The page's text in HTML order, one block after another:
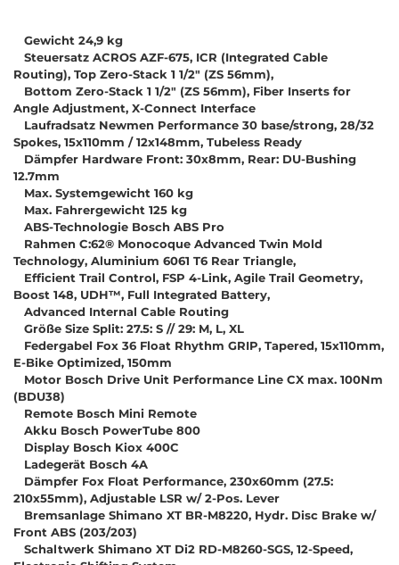
Gewicht 24,9 kg
Steuersatz ACROS AZF-675, ICR (Integrated Cable
Routing), Top Zero-Stack 1 1/2" (ZS 56mm),
Bottom Zero-Stack 1 1/2" (ZS 56mm), Fiber Inserts for
Angle Adjustment, X-Connect Interface
Laufradsatz Newmen Performance 30 base/strong, 28/32
Spokes, 15x110mm / 12x148mm, Tubeless Ready
Dämpfer Hardware Front: 30x8mm, Rear: DU-Bushing
12.7mm
Max. Systemgewicht 160 kg
Max. Fahrergewicht 125 kg
ABS-Technologie Bosch ABS Pro
Rahmen C:62® Monocoque Advanced Twin Mold
Technology, Aluminium 6061 T6 Rear Triangle,
Efficient Trail Control, FSP 4-Link, Agile Trail Geometry,
Boost 148, UDH™, Full Integrated Battery,
Advanced Internal Cable Routing
Größe Size Split: 27.5: S // 29: M, L, XL
Federgabel Fox 36 Float Rhythm GRIP, Tapered, 15x110mm,
E-Bike Optimized, 150mm
Motor Bosch Drive Unit Performance Line CX max. 100Nm
(BDU38)
Remote Bosch Mini Remote
Akku Bosch PowerTube 800
Display Bosch Kiox 400C
Ladegerät Bosch 4A
Dämpfer Fox Float Performance, 230x60mm (27.5:
210x55mm), Adjustable LSR w/ 2-Pos. Lever
Bremsanlage Shimano XT BR-M8220, Hydr. Disc Brake w/
Front ABS (203/203)
Schaltwerk Shimano XT Di2 RD-M8260-SGS, 12-Speed,